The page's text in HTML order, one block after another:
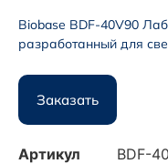
Biobase BDF-40V90
разработанный для
Заказать
Артикул
BDF-